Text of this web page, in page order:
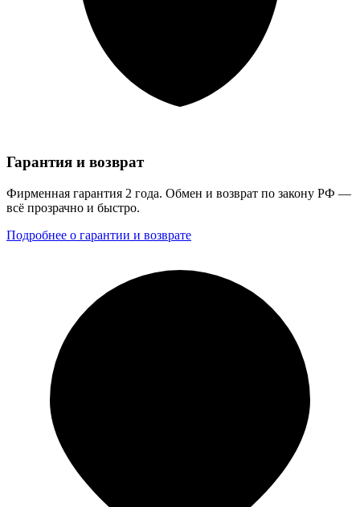
Гарантия и возврат
Фирменная гарантия 2 года. Обмен и возврат по закону РФ —
всё прозрачно и быстро.
Подробнее о гарантии и возврате